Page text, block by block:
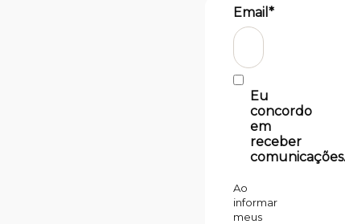
Email*
Eu
concordo
em
receber
Ao
informar
meus